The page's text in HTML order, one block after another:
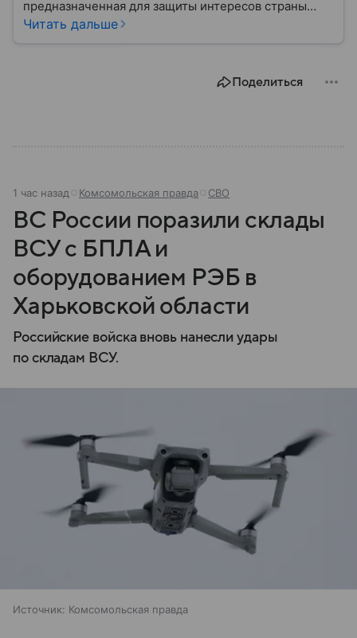
предназначенная для защиты интересов страны
военным путем. Была создана после
Читать дальше
Поделиться
1 час назад Комсомольская правда СВО
ВС России поразили склады
ВСУ с БПЛА и
оборудованием РЭБ в
Харьковской области
Российские войска вновь нанесли удары
по складам ВСУ.
Источник: Комсомольская правда